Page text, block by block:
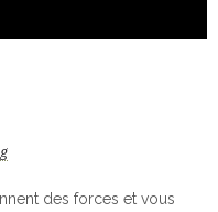
des forces et vous